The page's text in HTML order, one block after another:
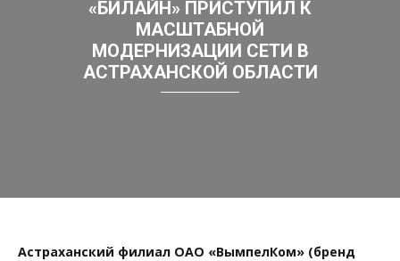
«БИЛАЙН» ПРИСТУПИЛ К
МАСШТАБНОЙ
МОДЕРНИЗАЦИИ СЕТИ В
АСТРАХАНСКОЙ ОБЛАСТИ
Астраханский филиал ОАО «ВымпелКом» (бренд